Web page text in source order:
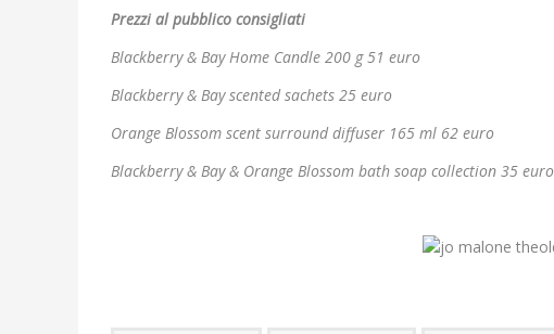
Prezzi al pubblico consigliati
Blackberry & Bay Home Candle 200 g 51 euro
Blackberry & Bay scented sachets 25 euro
Orange Blossom scent surround diffuser 165 ml 62 euro
Blackberry & Bay & Orange Blossom bath soap collection 35 euro